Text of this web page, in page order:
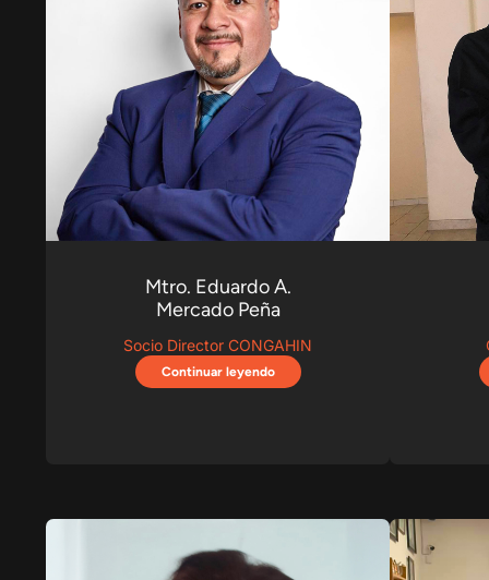
Mtro. Eduardo A.
Mercado Peña
Socio Director CONGAHIN
Continuar leyendo